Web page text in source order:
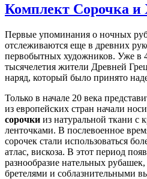
Комплект Сорочка и
Первые упоминания о ночных
отслеживаются еще в древних
первобытных художников. Уже в
тысячелетия жители Древней
наряд, который было принято
Только в начале 20 века
из европейских стран начали
сорочки из натуральной ткани
ленточками. В послевоенное
сорочек стали использоваться
атлас, вискоза. В этот период
разнообразие нательных
бретелями и соблазнительными